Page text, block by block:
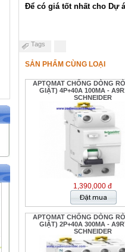
Để có giá tốt nhất cho Dự
Tags
SẢN PHẨM CÙNG LOẠI
APTOMAT CHỐNG DÒNG
GIẬT) 4P+40A 100MA -
SCHNEIDER
1,390,000 đ
APTOMAT CHỐNG DÒNG
GIẬT) 2P+40A 300MA -
SCHNEIDER